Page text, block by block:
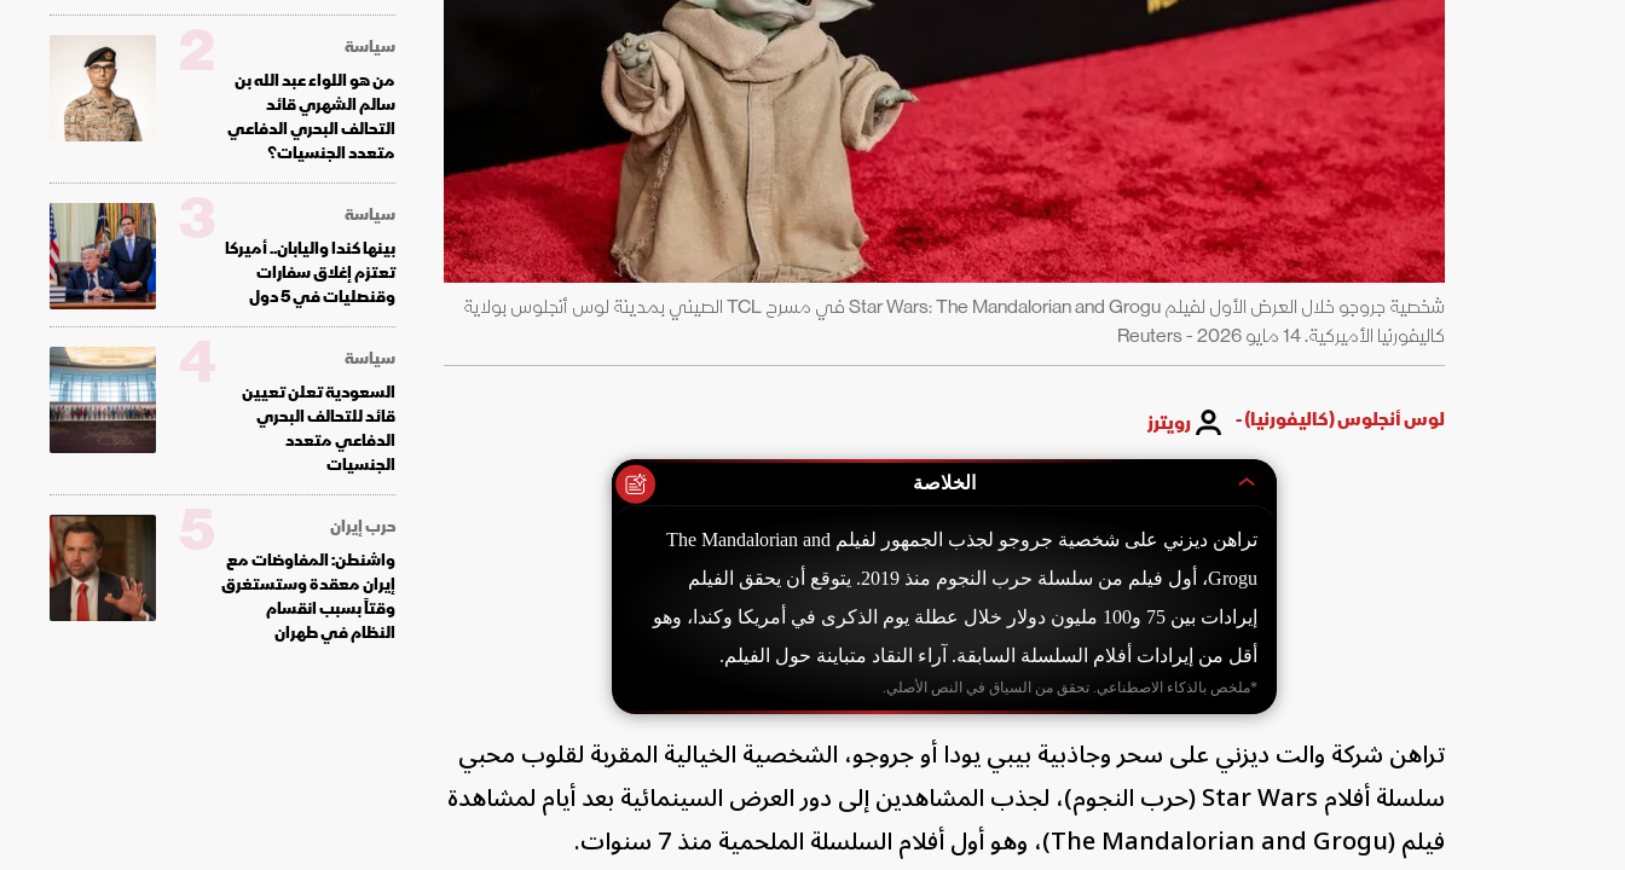
شخصية جروجو خلال العرض الأول لفيلم Star Wars: The Mandalorian and Grogu في مسرح TCL الصيني بمدينة لوس أنجلوس بولاية
كاليفورنيا الأميركية. 14 مايو 2026 - Reuters
لوس أنجلوس (كاليفورنيا) - رويترز
الخلاصة
تراهن ديزني على شخصية جروجو لجذب الجمهور لفيلم The Mandalorian and
Grogu، أول فيلم من سلسلة حرب النجوم منذ 2019. يتوقع أن يحقق الفيلم
إيرادات بين 75 و100 مليون دولار خلال عطلة يوم الذكرى في أمريكا وكندا، وهو
أقل من إيرادات أفلام السلسلة السابقة. آراء النقاد متباينة حول الفيلم.
*ملخص بالذكاء الاصطناعي. تحقق من السياق في النص الأصلي.
تراهن شركة والت ديزني على سحر وجاذبية بيبي يودا أو جروجو، الشخصية الخيالية المقربة لقلوب محبي
سلسلة أفلام Star Wars (حرب النجوم)، لجذب المشاهدين إلى دور العرض السينمائية بعد أيام لمشاهدة
فيلم (The Mandalorian and Grogu)، وهو أول أفلام السلسلة الملحمية منذ 7 سنوات.
سياسة
من هو اللواء عبد الله بن
سالم الشهري قائد
التحالف البحري الدفاعي
متعدد الجنسيات؟
2
سياسة
بينها كندا واليابان.. أميركا
تعتزم إغلاق سفارات
وقنصليات في 5 دول
3
سياسة
السعودية تعلن تعيين
قائد للتحالف البحري
الدفاعي متعدد
الجنسيات
4
حرب إيران
واشنطن: المفاوضات مع
إيران معقدة وستستغرق
وقتاً بسبب انقسام
النظام في طهران
5